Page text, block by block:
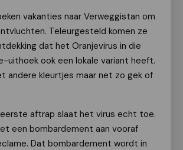
vakanties naar Verweggistan om
Teleurgesteld komen ze
dat het Oranjevirus in die
uithoek ook een lokale variant heeft.
andere kleurtjes maar net zo gek of
aftrap slaat het virus echt toe.
een bombardement aan vooraf
Dat bombardement wordt in